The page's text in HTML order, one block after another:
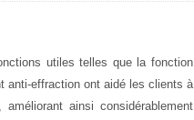
utiles telles que la fonction
anti-effraction ont aidé les clients à
ainsi considérablement